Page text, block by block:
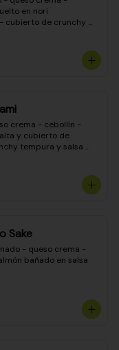
en nori
cubierto de crunchy
crema - cebollín -
y cubierto de
tempura y salsa
Sake
- queso crema -
bañado en salsa